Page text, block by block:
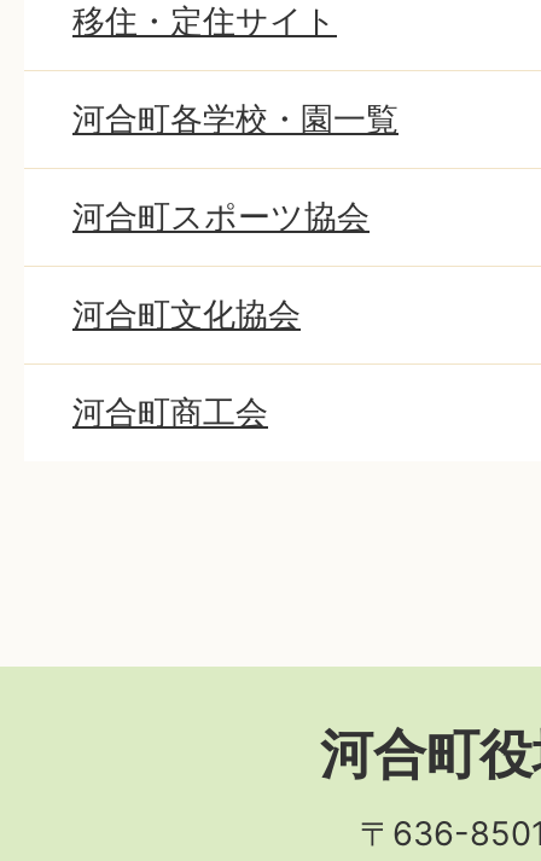
移住・定住サイト
河合町各学校・園一覧
河合町スポーツ協会
河合町文化協会
河合町商工会
河合町
〒636-